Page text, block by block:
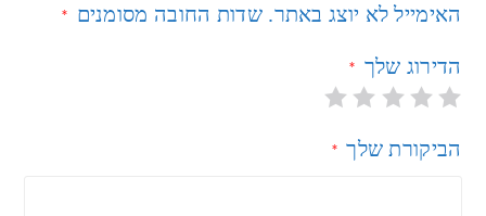
האימייל לא יוצג באתר. שדות החובה מסומנים *
הדירוג שלך *
הביקורת שלך *